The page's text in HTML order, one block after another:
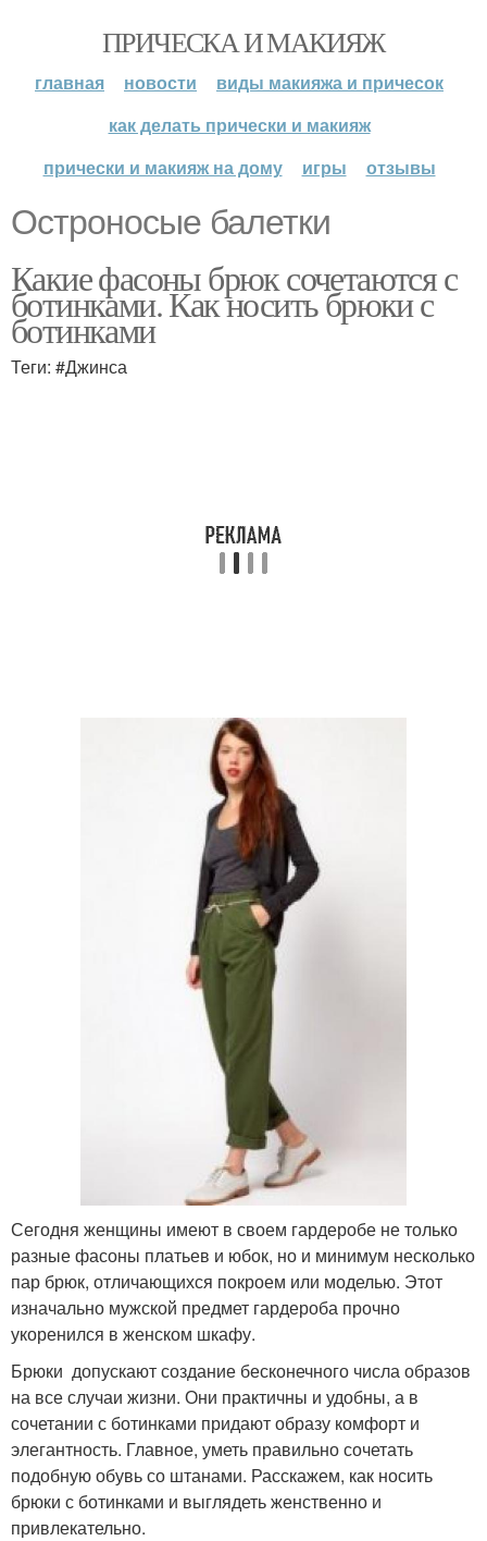
ПРИЧЕСКА И МАКИЯЖ
главная новости
виды макияжа и причесок
как делать прически и макияж
прически и макияж на дому
игры отзывы
Остроносые балетки
Какие фасоны брюк сочетаются с
ботинками. Как носить брюки с
ботинками
Теги: #Джинса
Сегодня женщины имеют в своем гардеробе не только
разные фасоны платьев и юбок, но и минимум несколько
пар брюк, отличающихся покроем или моделью. Этот
изначально мужской предмет гардероба прочно
укоренился в женском шкафу.
Брюки допускают создание бесконечного числа образов
на все случаи жизни. Они практичны и удобны, а в
сочетании с ботинками придают образу комфорт и
элегантность. Главное, уметь правильно сочетать
подобную обувь со штанами. Расскажем, как носить
брюки с ботинками и выглядеть женственно и
привлекательно.